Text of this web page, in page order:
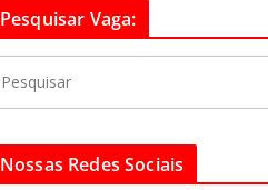
Pesquisar Vaga:
Nossas Redes Sociais